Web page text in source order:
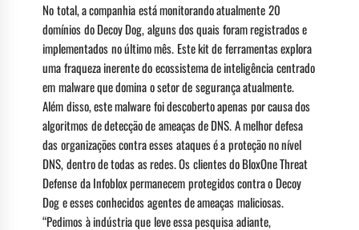
No total, a companhia está monitorando atualmente 20
domínios do Decoy Dog, alguns dos quais foram registrados e
implementados no último mês. Este kit de ferramentas explora
uma fraqueza inerente do ecossistema de inteligência centrado
em malware que domina o setor de segurança atualmente.
Além disso, este malware foi descoberto apenas por causa dos
algoritmos de detecção de ameaças de DNS. A melhor defesa
das organizações contra esses ataques é a proteção no nível
DNS, dentro de todas as redes. Os clientes do BloxOne Threat
Defense da Infoblox permanecem protegidos contra o Decoy
Dog e esses conhecidos agentes de ameaças maliciosas.
“Pedimos à indústria que leve essa pesquisa adiante,